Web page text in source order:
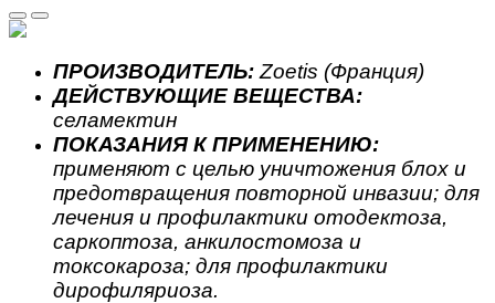
ПРОИЗВОДИТЕЛЬ: Zoetis (Франция)
ДЕЙСТВУЮЩИЕ ВЕЩЕСТВА:
селамектин
ПОКАЗАНИЯ К ПРИМЕНЕНИЮ:
применяют с целью уничтожения блох и
предотвращения повторной инвазии; для
лечения и профилактики отодектоза,
саркоптоза, анкилостомоза и
токсокароза; для профилактики
дирофиляриоза.